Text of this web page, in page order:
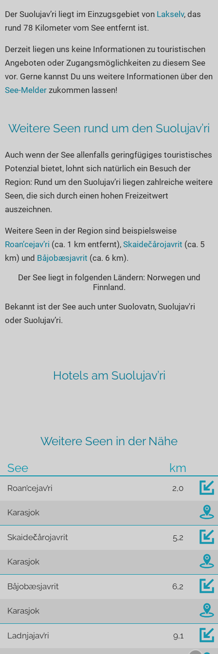
Österreich
Frankreich
Niederlande
Schweden
alle Länder…
Der Suolujav’ri liegt im Einzugsgebiet von Lakselv, das
rund 78 Kilometer vom See entfernt ist.
Derzeit liegen uns keine Informationen zu touristischen
Angeboten oder Zugangsmöglichkeiten zu diesem See
vor. Gerne kannst Du uns weitere Informationen über den
See-Melder zukommen lassen!
Weitere Seen rund um den Suolujav’ri
Auch wenn der See allenfalls geringfügiges touristisches
Potenzial bietet, lohnt sich natürlich ein Besuch der
Region: Rund um den Suolujav’ri liegen zahlreiche weitere
Seen, die sich durch einen hohen Freizeitwert
auszeichnen.
Weitere Seen in der Region sind beispielsweise
Roan’cejav’ri (ca. 1 km entfernt), Skaidečårojavrit (ca. 5
km) und Båjobæsjavrit (ca. 6 km).
Der See liegt in folgenden Ländern: Norwegen und
Finnland.
Bekannt ist der See auch unter Suolovatn, Suolujav'ri
oder Suolujav’ri.
Hotels am Suolujav’ri
Weitere Seen in der Nähe
See
km
Roan’cejav’ri 2,0
Karasjok
Skaidečårojavrit 5,2
Karasjok
Båjobæsjavrit 6,2
Karasjok
Ladnjajav’ri 9,1